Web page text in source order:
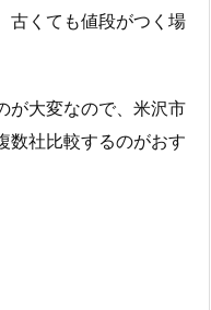
古くても値段がつく場
が大変なので、米沢市
数社比較するのがおす